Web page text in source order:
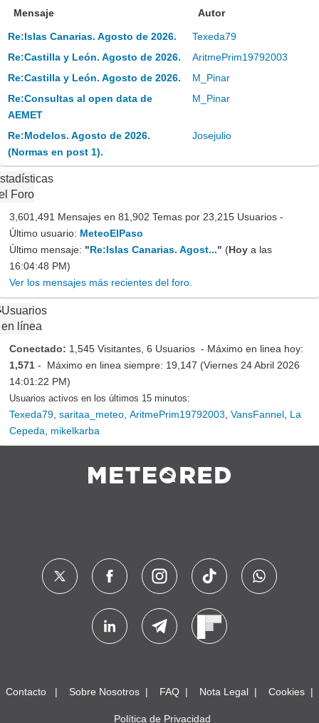
Mensaje Autor
Re:Islas Canarias. Agosto de 2026.
Texeda79
Re:Castilla y León. Agosto de 2026.
AritmePrim19792003
Re:Castilla y León. Agosto de 2026.
M_Pinar
Re:Consultas al open data de
AEMET
M_Pinar
Re:Modelos. Agosto de 2026.
(Normas en post 1).
Josejulio
Foro
3,601,491 Mensajes en 81,902 Temas por 23,215 Usuarios -
Último usuario: MeteoElPaso
Último mensaje: "Re:Islas Canarias. Agost..." (Hoy a las
16:04:48 PM)
Ver los mensajes más recientes del foro.
Usuarios
en línea
Conectado: 1,545 Visitantes, 6 Usuarios - Máximo en linea hoy:
1,571 - Máximo en linea siempre: 19,147 (Viernes 24 Abril 2026
14:01:22 PM)
Usuarios activos en los últimos 15 minutos:
Texeda79 saritaa_meteo AritmePrim19792003 VansFannel La
Cepeda
mikelkarba
Contacto Sobre Nosotros FAQ Nota Legal Cookies
Política de Privacidad